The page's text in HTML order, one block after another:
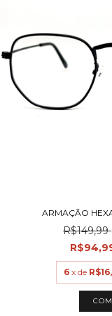
ARMAÇÃO
R$149,99
6 x de